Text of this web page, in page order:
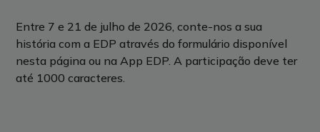
Entre 7 e 21 de julho de 2026, conte-nos a sua
história com a EDP através do formulário disponível
nesta página ou na App EDP. A participação deve ter
até 1000 caracteres.